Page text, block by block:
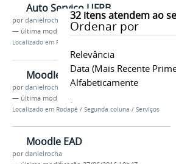
32itens atendem ao
Ordenar por
Relevância
Data (mais Recente
Alfabeticamente
Auto Serviço UFPB
pordanielrocha
— última modificação27/06/2016 10h46
Localizado em Rodapé
Moodle Presencial
pordanielrocha
— última modificação
Localizado em Rodapé / Segunda coluna / Serviços
Moodle EAD
pordanielrocha